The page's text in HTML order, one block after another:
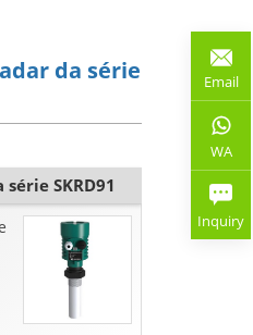
da série
SKRD91
Email
WA
Inquiry